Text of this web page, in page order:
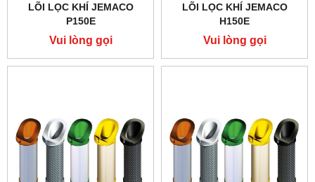
LÕI LỌC KHÍ JEMACO
P150E
Vui lòng gọi
LÕI LỌC KHÍ JEMACO
H150E
Vui lòng gọi